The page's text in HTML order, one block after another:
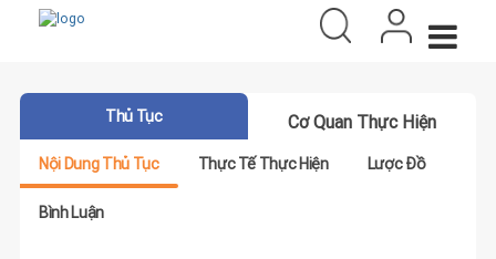
Thủ Tục Cơ Quan Thực Hiện
Nội Dung Thủ Tục Thực Tế Thực Hiện Lược Đồ
Bình Luận